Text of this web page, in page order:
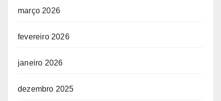
março 2026
fevereiro 2026
janeiro 2026
dezembro 2025